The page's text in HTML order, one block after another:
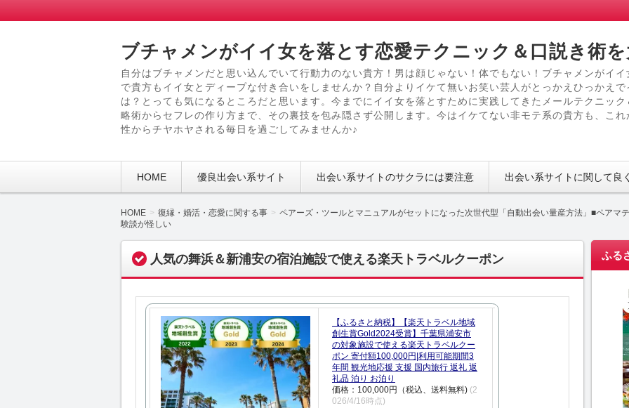
ブチャメンがイイ女を落とす恋愛テクニック＆口説き術
自分はブチャメンだと思い込んでいて行動力のない貴方！男は顔じゃない！体でもない！ブチャメンがイ
で貴方もイイ女とディープな付き合いをしませんか？自分よりイケて無いお笑い芸人がとっかえひっかえ
は？とっても気になるところだと思います。今までにイイ女を落とすために実践してきたメールテクニッ
略術からセフレの作り方まで、その裏技を包み隠さず公開します。今はイケてない非モテ系の貴方も、こ
性からチヤホヤされる毎日を過ごしてみませんか♪
HOME 優良出会い系サイト 出会い系サイトのサクラには要注意 出会い系サイトに関して良
HOME 復縁・婚活・恋愛に関する事
ペアーズ・ツールとマニュアルがセットになった次世代型「自動出会い量産方法」■ペア
験談が怪しい
人気の舞浜＆新浦安の宿泊施設で使える楽天トラベルクーポン
【ふるさと納税】【楽天トラベル地域
創生賞Gold2024受賞】千葉県浦安市
の対象施設で使える楽天トラベルクー
ポン 寄付額100,000円|利用可能期間3
年間 観光地応援 支援 国内旅行 返礼 返
礼品 泊り お泊り
価格：100,000円（税込、送料無料) (2
026/4/16時点)
ふる